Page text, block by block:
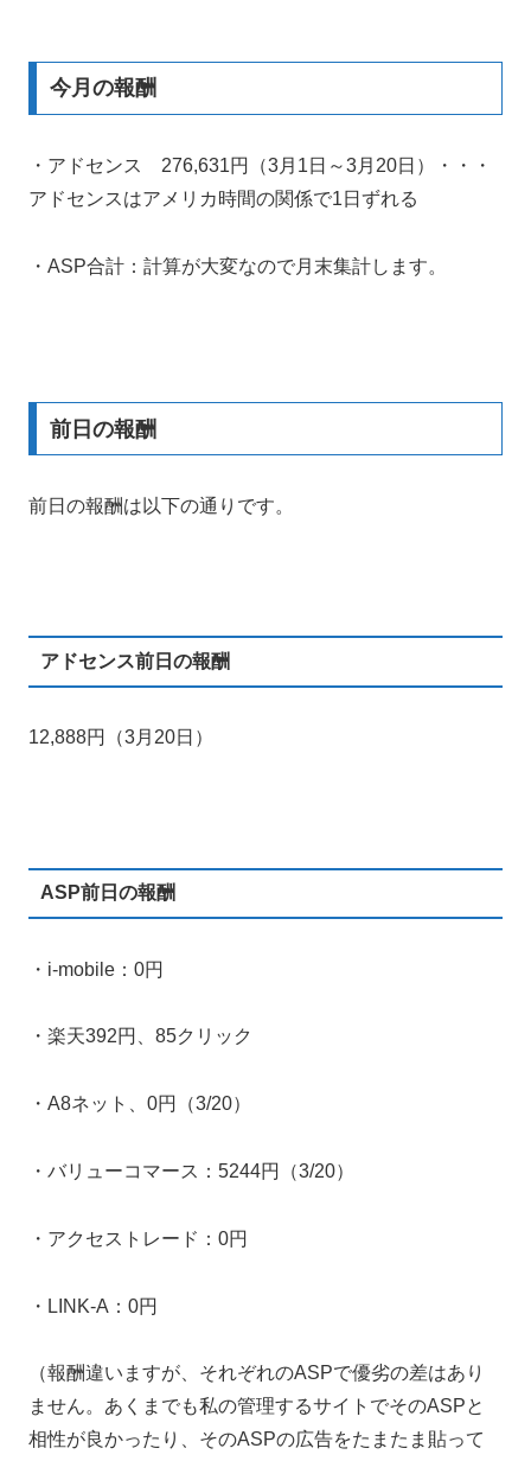
今月の報酬
・アドセンス 276,631円（3月1日～3月20日）・・・
アドセンスはアメリカ時間の関係で1日ずれる
・ASP合計：計算が大変なので月末集計します。
前日の報酬
前日の報酬は以下の通りです。
アドセンス前日の報酬
12,888円（3月20日）
ASP前日の報酬
・i-mobile：0円
・楽天392円、85クリック
・A8ネット、0円（3/20）
・バリューコマース：5244円（3/20）
・アクセストレード：0円
・LINK-A：0円
（報酬違いますが、それぞれのASPで優劣の差はあり
ません。あくまでも私の管理するサイトでそのASPと
相性が良かったり、そのASPの広告をたまたま貼って